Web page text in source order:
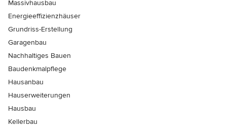
Massivhausbau
Energieeffizienzhäuser
Grundriss-Erstellung
Garagenbau
Nachhaltiges Bauen
Baudenkmalpflege
Hausanbau
Hauserweiterungen
Hausbau
Kellerbau